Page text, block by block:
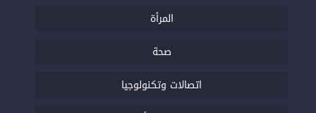
المرأة
صحة
اتصالات وتكنولوجيا